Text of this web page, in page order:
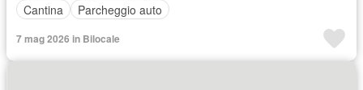
Cantina
Parcheggio auto
7 mag 2026 in Bilocale